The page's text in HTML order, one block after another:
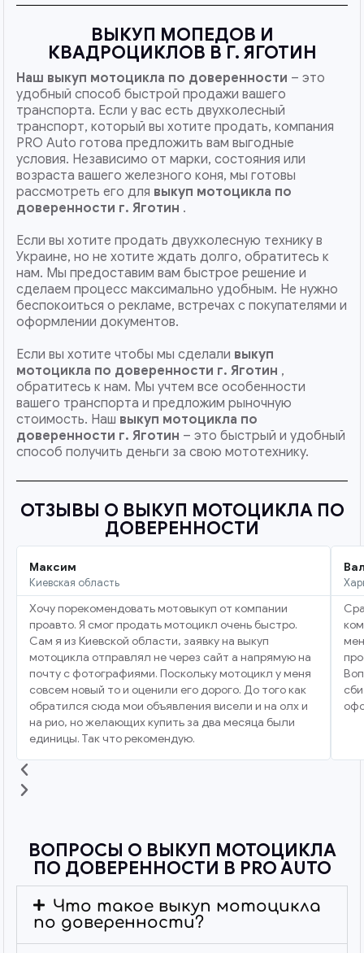
ВЫКУП МОПЕДОВ И
КВАДРОЦИКЛОВ В Г. ЯГОТИН
Наш выкуп мотоцикла по доверенности – это
удобный способ быстрой продажи вашего
транспорта. Если у вас есть двухколесный
транспорт, который вы хотите продать, компания
PRO Auto готова предложить вам выгодные
условия. Независимо от марки, состояния или
возраста вашего железного коня, мы готовы
рассмотреть его для выкуп мотоцикла по
доверенности г. Яготин .
Если вы хотите продать двухколесную технику в
Украине, но не хотите ждать долго, обратитесь к
нам. Мы предоставим вам быстрое решение и
сделаем процесс максимально удобным. Не нужно
беспокоиться о рекламе, встречах с покупателями и
оформлении документов.
Если вы хотите чтобы мы сделали выкуп
мотоцикла по доверенности г. Яготин ,
обратитесь к нам. Мы учтем все особенности
вашего транспорта и предложим рыночную
стоимость. Наш выкуп мотоцикла по
доверенности г. Яготин – это быстрый и удобный
способ получить деньги за свою мототехнику.
ОТЗЫВЫ О ВЫКУП МОТОЦИКЛА ПО
ДОВЕРЕННОСТИ
Максим
Киевская область
Хочу порекомендовать мотовыкуп от компании
проавто. Я смог продать мотоцикл очень быстро.
Сам я из Киевской области, заявку на выкуп
мотоцикла отправлял не через сайт а напрямую на
почту с фотографиями. Поскольку мотоцикл у меня
совсем новый то и оценили его дорого. До того как
обратился сюда мои объявления висели и на олх и
на рио, но желающих купить за два месяца были
единицы. Так что рекомендую.
ВОПРОСЫ О ВЫКУП МОТОЦИКЛА
ПО ДОВЕРЕННОСТИ В PRO AUTO
Что такое выкуп мотоцикла
по доверенности?